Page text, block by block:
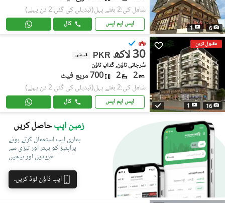
6
1
شامل کی:2 ہفتے پہل (تبدیلی کی گئی:2 دن پہلے)
ایس ایم ایس کال
مقبول ترین
16
1
PKR 30 لاکھ قسطیں
سُرجانی ٹاؤن, گداپ ٹاؤن
2
2 700 مربع فیٹ
شامل کی:2 ہفتے پہل (تبدیلی کی گئی:2 دن پہلے)
ایس ایم ایس کال
زمین اپپحاصل کریں
ہماری ایپ استعمال کرتے ہوئے
پراپٹیز کو بہتر اور تیزی سے
خریدیں اور بیچیں
ایپ ڈاؤن لوڈ کریں۔